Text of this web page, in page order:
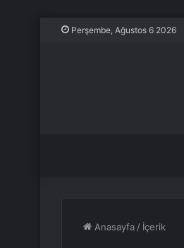
Perşembe, Ağustos 6 2026
Anasayfa / İçerik